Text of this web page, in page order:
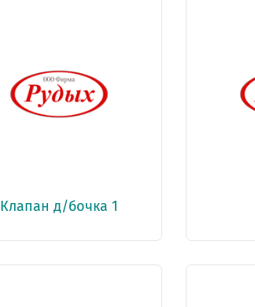
Клапан д/бочка 1